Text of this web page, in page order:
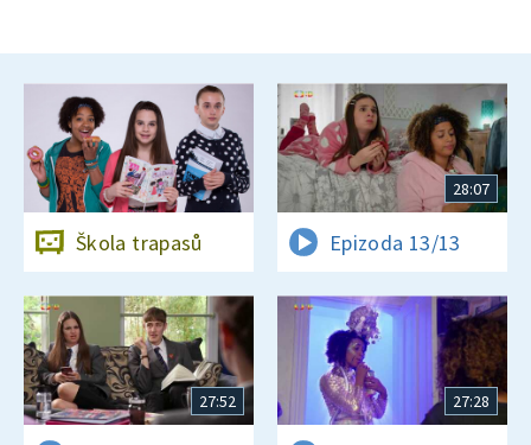
Škola trapasů
28:07
Epizoda 13/13
27:52 27:28